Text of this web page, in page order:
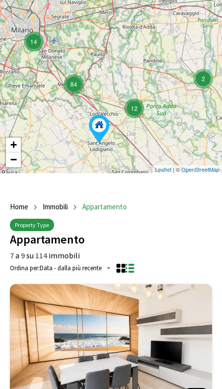
2
12
14
84
+
−
Leaflet | ©OpenStreetMap
Home Immobili Appartamento
Property Type
Appartamento
7a 9su 114immobili
Ordina per:Data - dalla più recente